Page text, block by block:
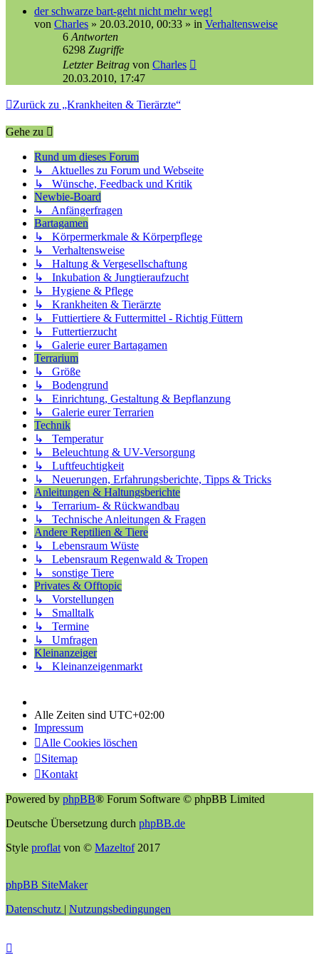
der schwarze bart-geht nicht mehr weg!
von Charles » 20.03.2010, 00:33 » in Verhaltensweise
6 Antworten
6298 Zugriffe
Letzter Beitrag von Charles
20.03.2010, 17:47
Zurück zu „Krankheiten & Tierärzte“
Gehe zu
Rund um dieses Forum
↳ Aktuelles zu Forum und Webseite
↳ Wünsche, Feedback und Kritik
Newbie-Board
↳ Anfängerfragen
Bartagamen
↳ Körpermerkmale & Körperpflege
↳ Verhaltensweise
↳ Haltung & Vergesellschaftung
↳ Inkubation & Jungtieraufzucht
↳ Hygiene & Pflege
↳ Krankheiten & Tierärzte
↳ Futtiertiere & Futtermittel - Richtig Füttern
↳ Futtertierzucht
↳ Galerie eurer Bartagamen
Terrarium
↳ Größe
↳ Bodengrund
↳ Einrichtung, Gestaltung & Bepflanzung
↳ Galerie eurer Terrarien
Technik
↳ Temperatur
↳ Beleuchtung & UV-Versorgung
↳ Luftfeuchtigkeit
↳ Neuerungen, Erfahrungsberichte, Tipps & Tricks
Anleitungen & Haltungsberichte
↳ Terrarium- & Rückwandbau
↳ Technische Anleitungen & Fragen
Andere Reptilien & Tiere
↳ Lebensraum Wüste
↳ Lebensraum Regenwald & Tropen
↳ sonstige Tiere
Privates & Offtopic
↳ Vorstellungen
↳ Smalltalk
↳ Termine
↳ Umfragen
Kleinanzeiger
↳ Kleinanzeigenmarkt
Alle Zeiten sind UTC+02:00
Impressum
Alle Cookies löschen
Sitemap
Kontakt
Powered by phpBB® Forum Software © phpBB Limited
Deutsche Übersetzung durch phpBB.de
Style proflat von © Mazeltof2017
phpBB SiteMaker
Datenschutz | Nutzungsbedingungen